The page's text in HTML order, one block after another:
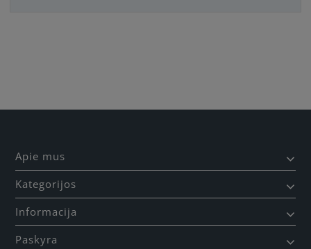
Apie mus
Kategorijos
Informacija
Paskyra